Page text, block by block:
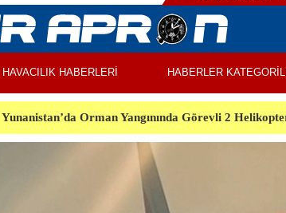
HAVACILIK HABERLERİ HABERLER
Bakan Uraloğlu Açıkladı, İstanbul Havalimanı’ndan
Peru’da Turistleri Taşıyan Uçak Düştü, 13 Kişi Öldü